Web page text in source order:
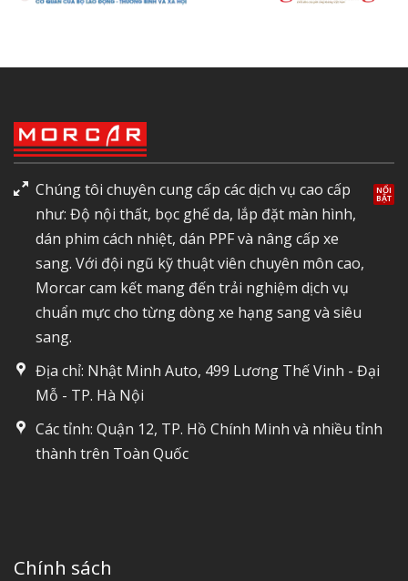
Chúng tôi chuyên cung cấp các dịch vụ cao cấp
như: Độ nội thất, bọc ghế da, lắp đặt màn hình,
dán phim cách nhiệt, dán PPF và nâng cấp xe
sang. Với đội ngũ kỹ thuật viên chuyên môn cao,
Morcar cam kết mang đến trải nghiệm dịch vụ
chuẩn mực cho từng dòng xe hạng sang và siêu
sang.
Địa chỉ: Nhật Minh Auto, 499 Lương Thế Vinh - Đại
Mỗ - TP. Hà Nội
Các tỉnh: Quận 12, TP. Hồ Chính Minh và nhiều tỉnh
thành trên Toàn Quốc
Chính sách